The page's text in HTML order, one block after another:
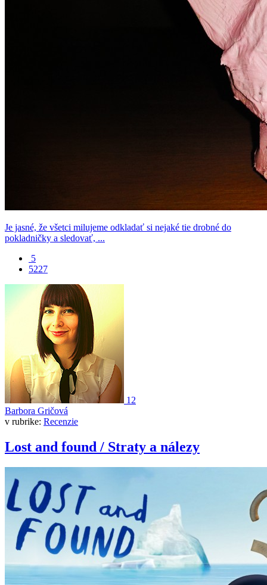
Je jasné, že všetci milujeme odkladať si nejaké tie drobné do
pokladničky a sledovať, ...
5
5227
12
Barbora Gričová
v rubrike: Recenzie
Lost and found / Straty a nálezy